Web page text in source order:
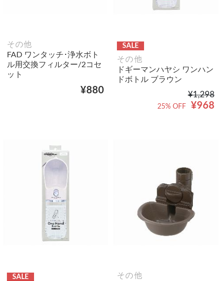
その他
FAD ワンタッチ･浄水ボト
ル用交換フィルター/2コセ
ット
¥880
SALE
その他
ドギーマンハヤシ ワンハン
ドボトル ブラウン
¥1,298
¥968
25% OFF
SALE
その他